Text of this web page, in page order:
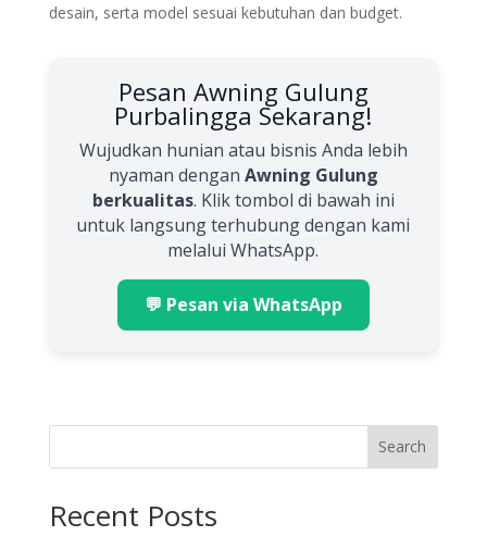
desain, serta model sesuai kebutuhan dan budget.
Pesan Awning Gulung
Purbalingga Sekarang!
Wujudkan hunian atau bisnis Anda lebih
nyaman dengan Awning Gulung
berkualitas. Klik tombol di bawah ini
untuk langsung terhubung dengan kami
melalui WhatsApp.
💬 Pesan via WhatsApp
Search
Recent Posts